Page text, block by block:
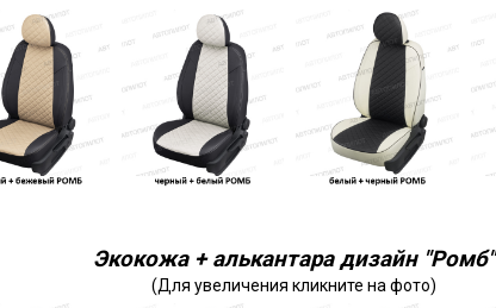
Экокожа + алькантара дизайн "Ромб"
(Для увеличения кликните на фото)